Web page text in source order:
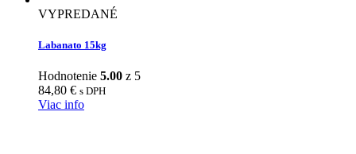
VYPREDANÉ
Labanato 15kg
Hodnotenie 5.00 z 5
84,80 € s DPH
Viac info